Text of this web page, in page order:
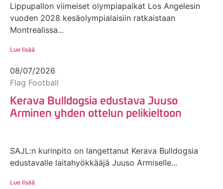
Lippupallon viimeiset olympiapaikat Los Angelesin
vuoden 2028 kesäolympialaisiin ratkaistaan
Montrealissa...
Lue lisää
08/07/2026
Flag Football
Kerava Bulldogsia edustava Juuso
Arminen yhden ottelun pelikieltoon
SAJL:n kurinpito on langettanut Kerava Bulldogsia
edustavalle laitahyökkääjä Juuso Armiselle...
Lue lisää